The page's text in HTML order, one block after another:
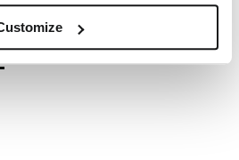
2 3 4